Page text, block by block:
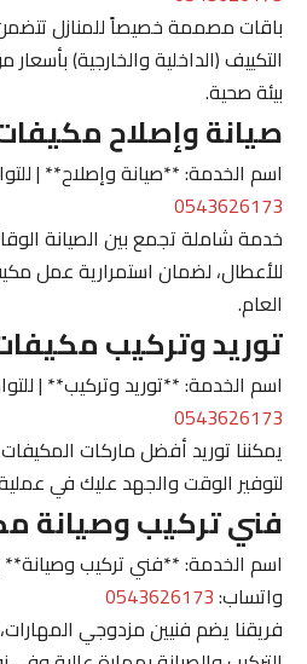
باقات مصممة خصيصاً للمنازل
التكييف (الداخلية والخارجية)
بيئة صحية.
صيانة وإصلاح
اسم الخدمة: **صيانة وإصلاح** |
0543626173
خدمة شاملة تجمع بين الصيانة
للأعطال، لضمان استمرارية عمل
العام.
توريد وتركيب
اسم الخدمة: **توريد وتركيب** |
0543626173
يمكننا توريد أفضل ماركات المكيفات
لتوفير الوقت والجهد عليك في
فني تركيب وصيانة
اسم الخدمة: **فني تركيب وصيانة**
واتساب:0543626173
فريقنا يضم فنيين مزدوجي